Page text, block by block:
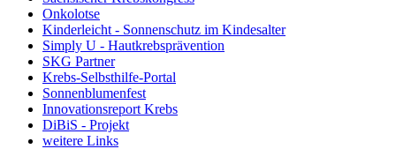
Onkolotse
Kinderleicht - Sonnenschutz im Kindesalter
Simply U - Hautkrebsprävention
SKG Partner
Krebs-Selbsthilfe-Portal
Sonnenblumenfest
Innovationsreport Krebs
DiBiS - Projekt
weitere Links